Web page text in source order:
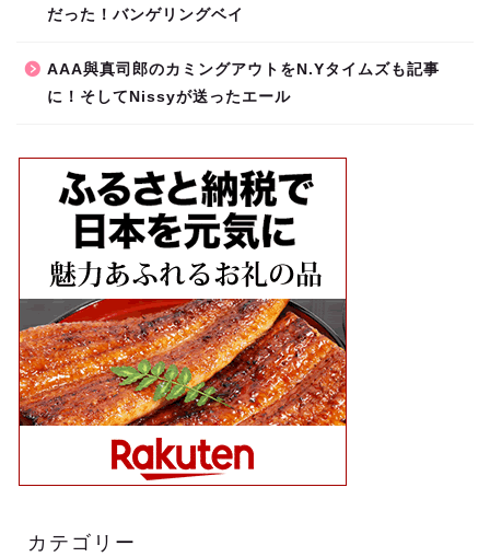
だった！バンゲリングベイ
AAA與真司郎のカミングアウトをN.Yタイムズも記事
に！そしてNissyが送ったエール
カテゴリー